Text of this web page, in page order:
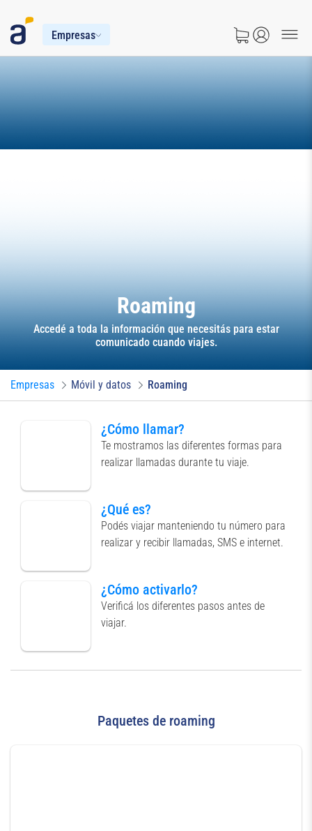
Empresas
Roaming
Accedé a toda la información que necesitás para estar
comunicado cuando viajes.
Empresas Móvil y datos Roaming
¿Cómo llamar?
Te mostramos las diferentes formas para
realizar llamadas durante tu viaje.
¿Qué es?
Podés viajar manteniendo tu número para
realizar y recibir llamadas, SMS e internet.
¿Cómo activarlo?
Verificá los diferentes pasos antes de
viajar.
Paquetes de roaming